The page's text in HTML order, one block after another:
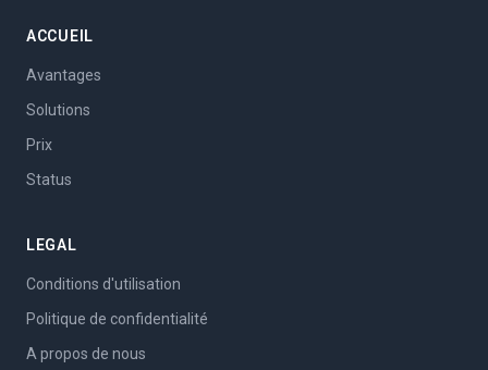
ACCUEIL
Avantages
Solutions
Prix
Status
LEGAL
Conditions d'utilisation
Politique de confidentialité
A propos de nous